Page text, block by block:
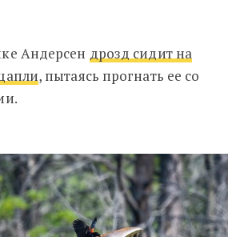
Андерсен дрозд сидит на
, пытаясь прогнать ее со